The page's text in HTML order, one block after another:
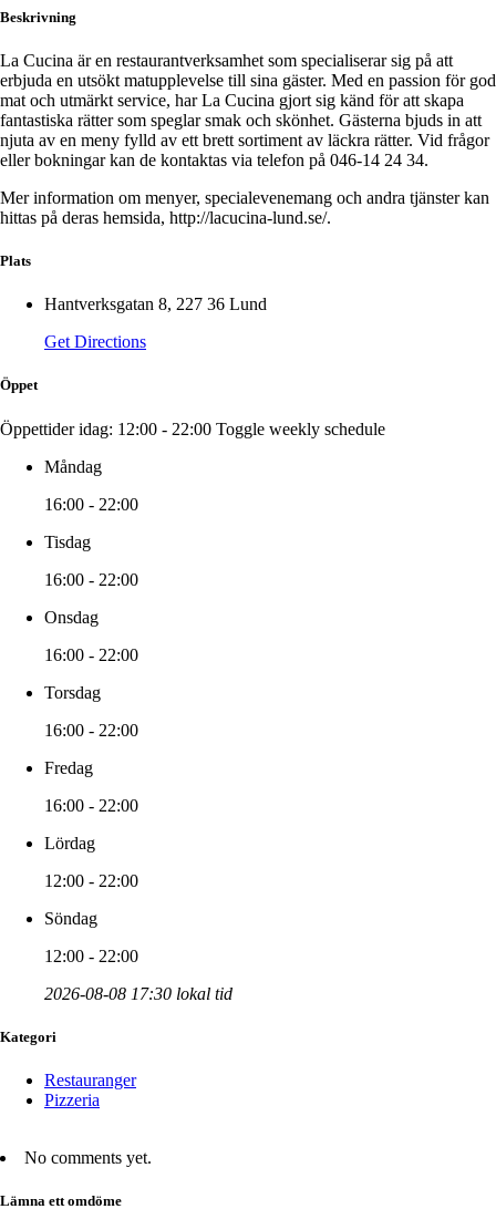
Beskrivning
La Cucina är en restaurantverksamhet som specialiserar sig på att
erbjuda en utsökt matupplevelse till sina gäster. Med en passion för god
mat och utmärkt service, har La Cucina gjort sig känd för att skapa
fantastiska rätter som speglar smak och skönhet. Gästerna bjuds in att
njuta av en meny fylld av ett brett sortiment av läckra rätter. Vid frågor
eller bokningar kan de kontaktas via telefon på 046-14 24 34.
Mer information om menyer, specialevenemang och andra tjänster kan
hittas på deras hemsida, http://lacucina-lund.se/.
Plats
Hantverksgatan 8, 227 36 Lund
Get Directions
Öppet
Öppettider idag: 12:00 - 22:00 Toggle weekly schedule
Måndag
16:00 - 22:00
Tisdag
16:00 - 22:00
Onsdag
16:00 - 22:00
Torsdag
16:00 - 22:00
Fredag
16:00 - 22:00
Lördag
12:00 - 22:00
Söndag
12:00 - 22:00
2026-08-08 17:30 lokal tid
Kategori
Restauranger
Pizzeria
No comments yet.
Lämna ett omdöme